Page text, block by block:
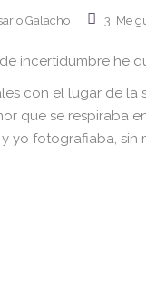
Galacho 3 Me
incertidumbre he
con el lugar de
que se respiraba
yo fotografiaba,